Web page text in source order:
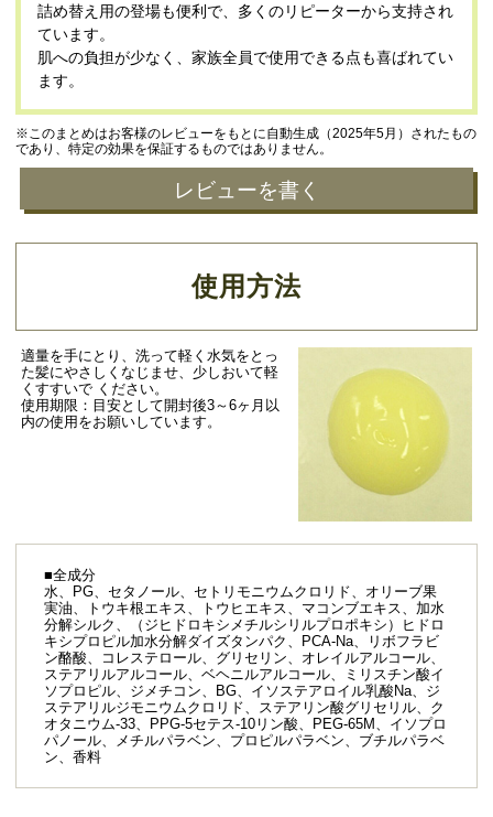
詰め替え用の登場も便利で、多くのリピーターから支持され
ています。
肌への負担が少なく、家族全員で使用できる点も喜ばれてい
ます。
※このまとめはお客様のレビューをもとに自動生成（2025年5月）されたもの
であり、特定の効果を保証するものではありません。
レビューを書く
使用方法
適量を手にとり、洗って軽く水気をとっ
た髪にやさしくなじませ、少しおいて軽
くすすいで ください。
使用期限：目安として開封後3～6ヶ月以
内の使用をお願いしています。
■全成分
水、PG、セタノール、セトリモニウムクロリド、オリーブ果
実油、トウキ根エキス、トウヒエキス、マコンブエキス、加水
分解シルク、（ジヒドロキシメチルシリルプロポキシ）ヒドロ
キシプロピル加水分解ダイズタンパク、PCA-Na、リボフラビ
ン酪酸、コレステロール、グリセリン、オレイルアルコール、
ステアリルアルコール、ベヘニルアルコール、ミリスチン酸イ
ソプロピル、ジメチコン、BG、イソステアロイル乳酸Na、ジ
ステアリルジモニウムクロリド、ステアリン酸グリセリル、ク
オタニウム-33、PPG-5セテス-10リン酸、PEG-65M、イソプロ
パノール、メチルパラベン、プロピルパラベン、ブチルパラベ
ン、香料